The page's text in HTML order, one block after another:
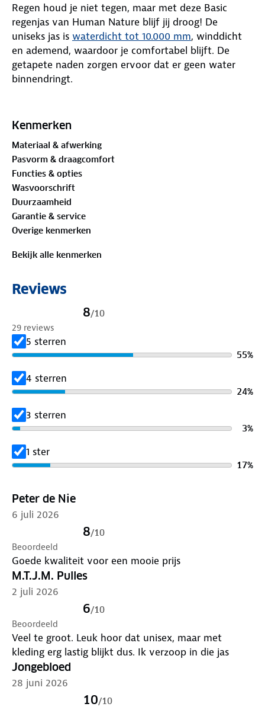
Regen houd je niet tegen, maar met deze Basic
regenjas van Human Nature blijf jij droog! De
uniseks jas is waterdicht tot 10.000 mm, winddicht
en ademend, waardoor je comfortabel blijft. De
getapete naden zorgen ervoor dat er geen water
binnendringt.
rugpand ben je beter zichtbaar in het donker of
normale pasvorm en een handige ritssluiting. De
capuchon, zoom en manchetten zijn verstelbaar,
zodat de jas altijd goed zit. Kies uit groen, navy of
blauw en combineer de jas met de bijpassende Basic
regenbroek voor een complete set. Na gebruik berg
je de regenjas eenvoudig op in het bijgeleverde
tasje.
Kenmerken
Materiaal & afwerking
Pasvorm & draagcomfort
Functies & opties
Wasvoorschrift
Duurzaamheid
Garantie & service
Overige kenmerken
Bekijk alle kenmerken
Reviews
8/10
29 reviews
5 sterren
55%
4 sterren
24%
3 sterren
3%
1 ster
17%
Peter de Nie
6 juli 2026
8/10
Beoordeeld
Goede kwaliteit voor een mooie prijs
M.T.J.M. Pulles
2 juli 2026
6/10
Beoordeeld
Veel te groot. Leuk hoor dat unisex, maar met
kleding erg lastig blijkt dus. Ik verzoop in die jas
Jongebloed
28 juni 2026
10/10